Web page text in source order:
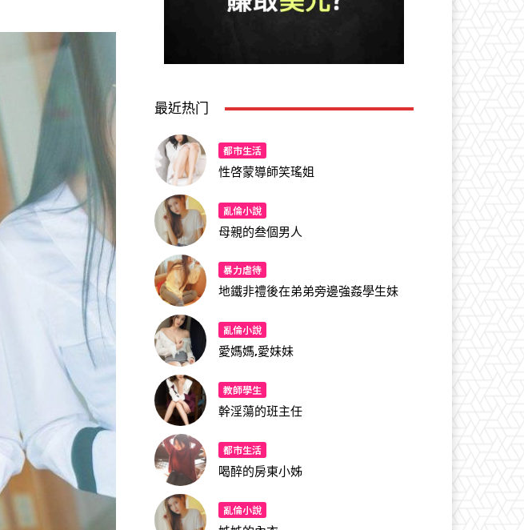
最近热门
都市生活
性啓蒙導師笑瑤姐
亂倫小說
母親的叁個男人
暴力虐待
地鐵非禮後在弟弟旁邊強姦學生妹
亂倫小說
愛媽媽,愛妹妹
教師學生
幹淫蕩的班主任
都市生活
喝醉的房東小姊
亂倫小說